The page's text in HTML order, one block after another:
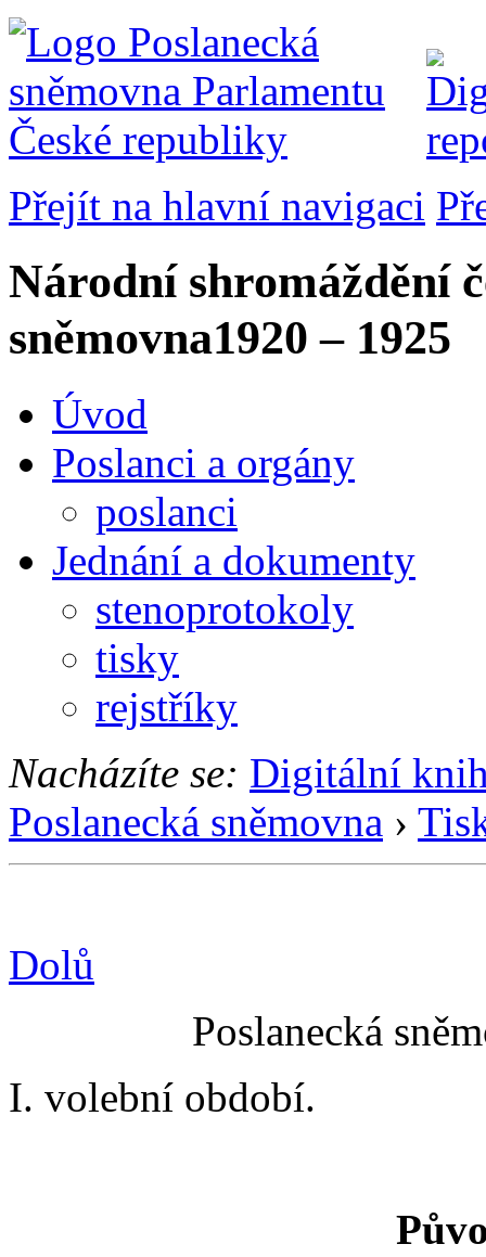
Přejít na hlavní navigaci
Národní shromáždění
sněmovna1920 – 1925
Úvod
Poslanci a orgány
poslanci
Jednání a dokumenty
stenoprotokoly
tisky
rejstříky
Nacházíte se: Digitální
Poslanecká sněmovna ›
Dolů
Poslanecká
I. volební období.